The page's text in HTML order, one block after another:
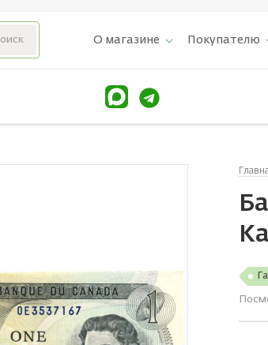
О магазине Покупателю